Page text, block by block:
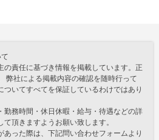
の責任に基づき情報を掲載しています。正
弊社による掲載内容の確認を随時行って
ついてすべてを保証しているわけではあり
勤務時間・休日休暇・給与・待遇などの詳
頂きますようお願い致します。
った際は、下記問い合わせフォームより